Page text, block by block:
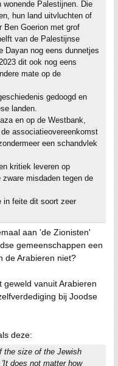
Palestijnen. Die
hun land uitvluchten of
Ben Goerion met grof
van de Palestijnse
Dayan nog eens dunnetjes
dit ook nog eens
mate op de
gedoogd en
landen.
en op de Westbank,
associatieovereenkomst
een schandvlek
kritiek leveren op
zware misdaden tegen de
in feite dit soort zeer
aan 'de Zionisten'
gemeenschappen een
de Arabieren niet?
vanuit Arabieren
bij Joodse
deze:
the size of the Jewish
does not matter how